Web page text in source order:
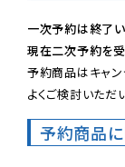
一次予約は終了い
現在二次予約を受
予約商品はキャ
よくご検討いただ
予約商品